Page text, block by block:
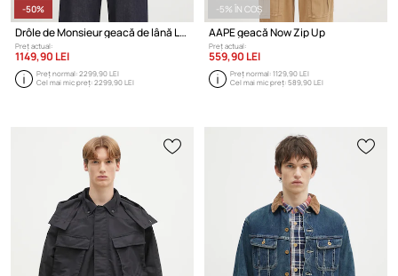
-50%
Drôle de Monsieur geacă de lână La Surchemise Laine
Preț actual:
1149,90 LEI
Preț normal:2299,90 LEI
Cel mai mic preț:2299,90 LEI
-5% ÎN COȘ
AAPE geacă Now Zip Up
Preț actual:
559,90 LEI
Preț normal:1129,90 LEI
Cel mai mic preț:589,90 LEI